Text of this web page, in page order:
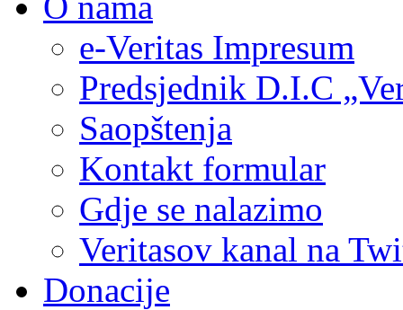
e-Veritas Impresum
Predsjednik D.I.C
Saopštenja
Kontakt formular
Gdje se nalazimo
Veritasov kanal na
Donacije